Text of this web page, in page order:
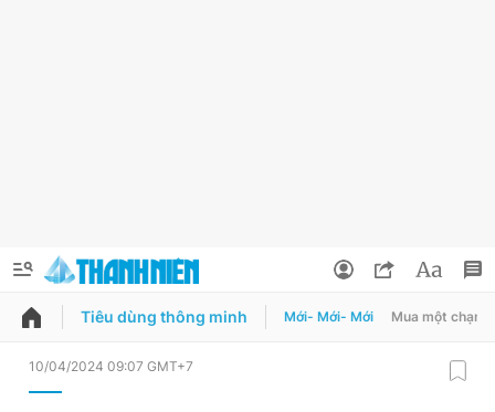
QUẢNG CÁO ĐẶT BÁO
Tiêu dùng thông minh Mới- Mới- Mới Mua một chạm
10/04/2024 09:07 GMT+7